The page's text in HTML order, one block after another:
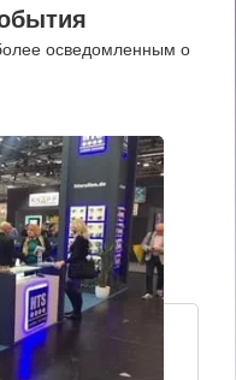
осведомленным о